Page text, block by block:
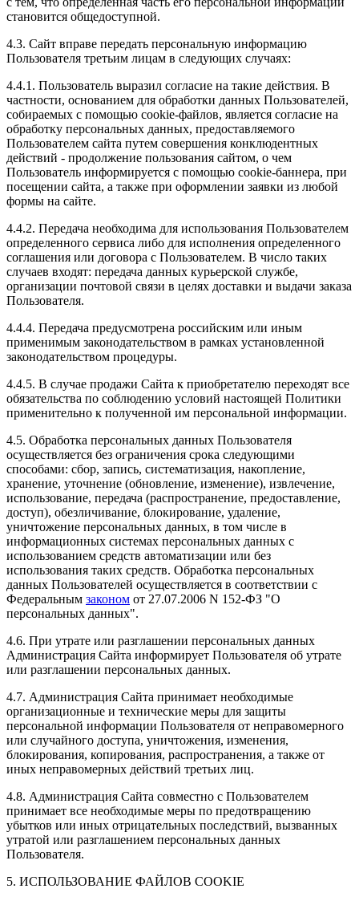
становится общедоступной.
4.3. Сайт вправе передать персональную информацию
Пользователя третьим лицам в следующих случаях:
4.4.1. Пользователь выразил согласие на такие действия. В
частности, основанием для обработки данных Пользователей,
собираемых с помощью cookie-файлов, является согласие на
обработку персональных данных, предоставляемого
Пользователем сайта путем совершения конклюдентных
действий - продолжение пользования сайтом, о чем
Пользователь информируется с помощью cookie-баннера, при
посещении сайта, а также при оформлении заявки из любой
формы на сайте.
4.4.2. Передача необходима для использования Пользователем
определенного сервиса либо для исполнения определенного
соглашения или договора с Пользователем. В число таких
случаев входят: передача данных курьерской службе,
организации почтовой связи в целях доставки и выдачи заказа
Пользователя.
4.4.4. Передача предусмотрена российским или иным
применимым законодательством в рамках установленной
законодательством процедуры.
4.4.5. В случае продажи Сайта к приобретателю переходят все
обязательства по соблюдению условий настоящей Политики
применительно к полученной им персональной информации.
4.5. Обработка персональных данных Пользователя
осуществляется без ограничения срока следующими
способами: сбор, запись, систематизация, накопление,
хранение, уточнение (обновление, изменение), извлечение,
использование, передача (распространение, предоставление,
доступ), обезличивание, блокирование, удаление,
уничтожение персональных данных, в том числе в
информационных системах персональных данных с
использованием средств автоматизации или без
использования таких средств. Обработка персональных
данных Пользователей осуществляется в соответствии с
Федеральным законом от 27.07.2006 N 152-ФЗ "О
персональных данных".
4.6. При утрате или разглашении персональных данных
Администрация Сайта информирует Пользователя об утрате
или разглашении персональных данных.
4.7. Администрация Сайта принимает необходимые
организационные и технические меры для защиты
персональной информации Пользователя от неправомерного
или случайного доступа, уничтожения, изменения,
блокирования, копирования, распространения, а также от
иных неправомерных действий третьих лиц.
4.8. Администрация Сайта совместно с Пользователем
принимает все необходимые меры по предотвращению
убытков или иных отрицательных последствий, вызванных
утратой или разглашением персональных данных
Пользователя.
5. ИСПОЛЬЗОВАНИЕ ФАЙЛОВ COOKIE